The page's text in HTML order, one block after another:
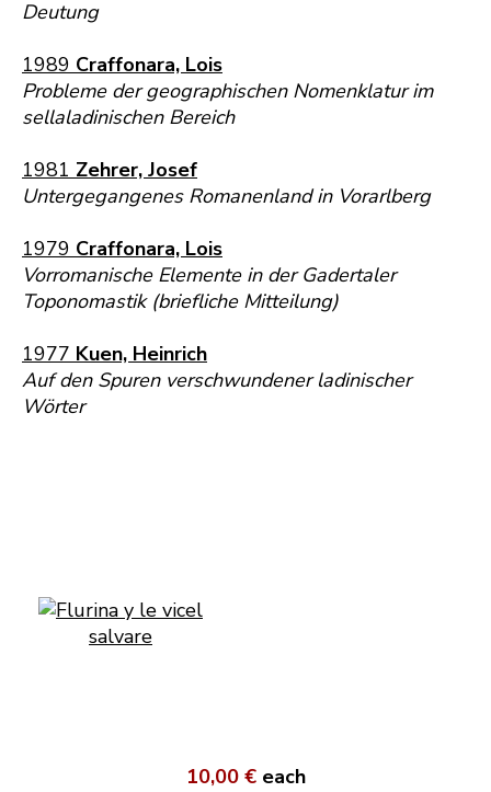
Deutung
1989 Craffonara, Lois
Probleme der geographischen Nomenklatur im
sellaladinischen Bereich
1981 Zehrer, Josef
Untergegangenes Romanenland in Vorarlberg
1979 Craffonara, Lois
Vorromanische Elemente in der Gadertaler
Toponomastik (briefliche Mitteilung)
1977 Kuen, Heinrich
Auf den Spuren verschwundener ladinischer
Wörter
10,00 € each